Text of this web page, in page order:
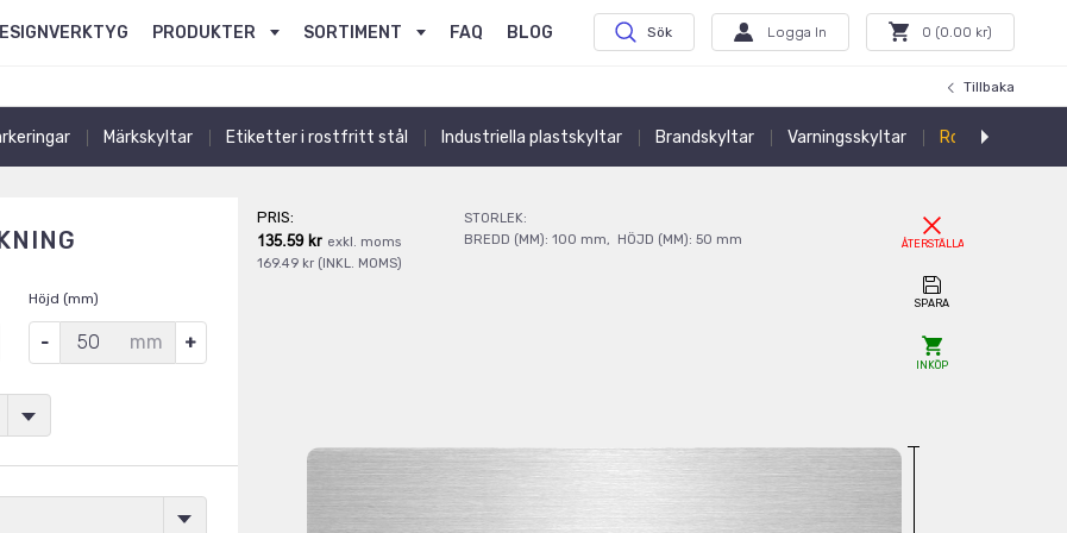
PRODUKTER SORTIMENT FAQ BLOG Sök Logga In 0 (0.00 kr)
Tillbaka
Märkskyltar Etiketter i rostfritt stål Industriella plastskyltar Brandskyltar Varningsskyltar Rostfri
Höjd (mm)
mm
PRIS:
135.59 kr exkl. moms
169.49 kr (INKL. MOMS)
STORLEK:
BREDD (MM): 100 mm, HÖJD (MM): 50 mm ÅTERSTÄLLA
SPARA
INKÖP